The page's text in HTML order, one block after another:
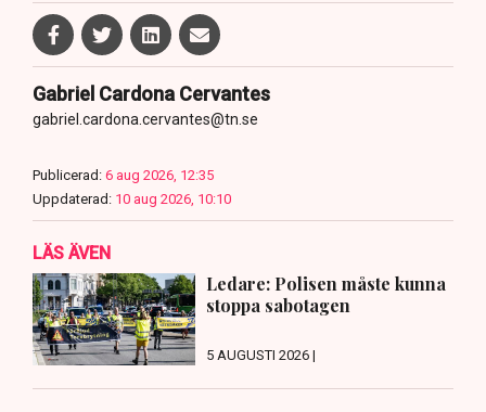
Gabriel Cardona Cervantes
gabriel.cardona.cervantes@tn.se
Publicerad: 6 aug 2026, 12:35
Uppdaterad: 10 aug 2026, 10:10
LÄS ÄVEN
Ledare: Polisen måste kunna
stoppa sabotagen
5 AUGUSTI 2026 |